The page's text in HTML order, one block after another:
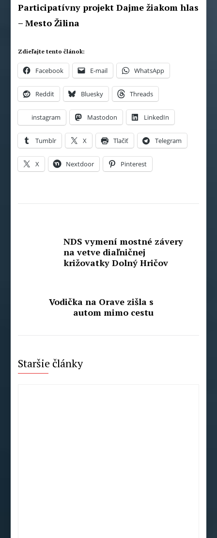
Participatívny projekt Dajme žiakom hlas
– Mesto Žilina
Zdieľajte tento článok:
Facebook E-mail WhatsApp
Reddit Bluesky Threads
instagram Mastodon LinkedIn
Tumblr X Tlačiť Telegram
X Nextdoor Pinterest
NDS vymení mostné závery
na vetve diaľničnej
križovatky Dolný Hričov
Vodička na Orave zišla s
autom mimo cestu
Staršie články